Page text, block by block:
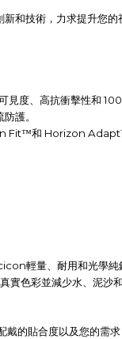
和技術，力求提升您
見度、高抗衝擊性和
護。
Fit™和 Horizon Adapt
輕量、耐用和光學
色彩並減少水、泥沙
的貼合度以及您的需